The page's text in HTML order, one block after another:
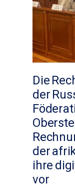
Die
der
der
ihre
vor